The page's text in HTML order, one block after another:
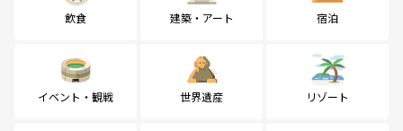
飲食 建築・アート 宿泊
イベント・観戦 世界遺産 リゾート